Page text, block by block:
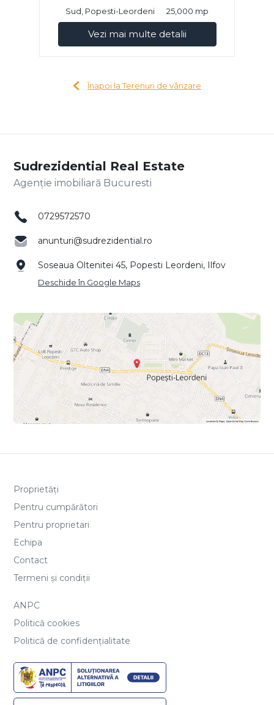
Sud, Popesti-Leordeni
25,000 mp
Vezi mai multe detalii
Înapoi la Terenuri de vânzare
Sudrezidential Real Estate
Agenție imobiliară Bucuresti
0729572570
anunturi@sudrezidential.ro
Soseaua Oltenitei 45, Popesti Leordeni, Ilfov
Deschide în Google Maps
Proprietăți
Pentru cumpărători
Pentru proprietari
Echipa
Contact
Termeni și condiții
ANPC
Politică cookies
Politică de confidențialitate